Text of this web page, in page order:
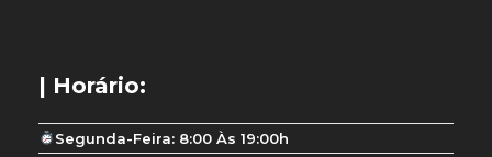
| Horário:
Segunda-Feira: 8:00 Às 19:00h